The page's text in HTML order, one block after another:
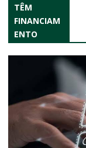
TÊM
FINANCIAM
ENTO